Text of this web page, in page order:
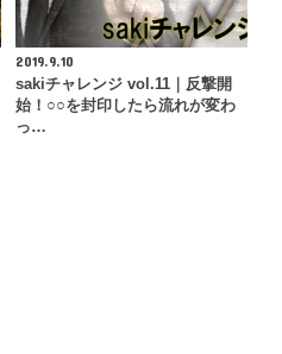
2019.9.10
sakiチャレンジ vol.11｜反撃開
始！○○を封印したら流れが変わ
っ…